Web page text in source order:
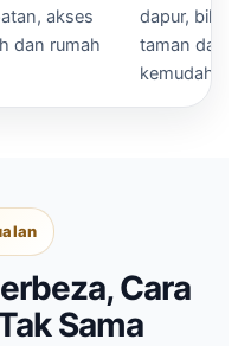
akses
dan rumah
dapur, bilik,
taman dan
kemudahan.
Cara
Sama